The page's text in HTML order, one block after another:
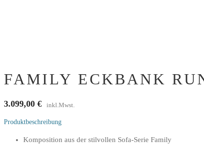
FAMILY ECKBANK
3.099,00 € inkl.Mwst.
Produktbeschreibung
Komposition aus der stilvollen Sofa-Serie Family